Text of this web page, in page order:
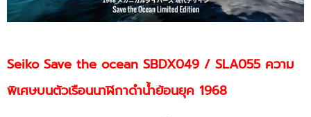
Seiko Save the ocean SBDX049 / SLA055 ความ
พิเศษบนตัวเรือนนาฬิกาดำน้ำย้อนยุค 1968